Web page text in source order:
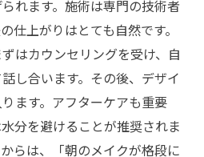
れます。施術は専門の技術者
仕上がりはとても自然です。
はカウンセリングを受け、自
し合います。その後、デザイ
ます。アフターケアも重要
分を避けることが推奨されま
らは、「朝のメイクが格段に